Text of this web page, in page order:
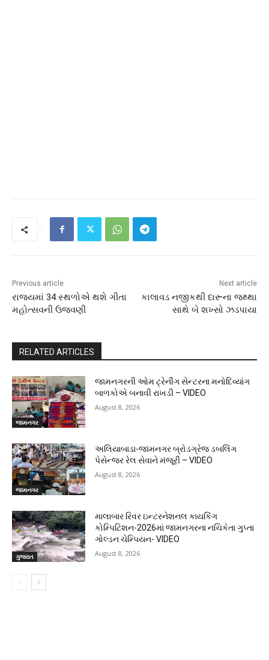
Previous article
રાજ્યમાં 34 સ્થળોએ થશે ગીતા
મહોત્સવની ઉજવણી
Next article
કાલાવડ નજીકથી દારૂના જથ્થા
સાથે બે શખ્સો ઝડપાયા
RELATED ARTICLES
જામનગર
જામનગરની ઓમ ટ્રેનીંગ સેન્ટરના મનોદિવ્યાંગ
બાળકોએ બનાવી રાખડી – VIDEO
August 8, 2026
જામનગર
અલિયાબાડા-જામનગર બ્રોડગ્રેજ ડબલિંગ
પેસેન્જર રેલ સેવાને મંજૂરી – VIDEO
August 8, 2026
ગુજરાત
માલાબાર રિવર ઇન્ટરનેશનલ કાયકિંગ
કોમ્પિટિશન-2026માં જામનગરના નચિકેતા ગુપ્તા
ગોલ્ડન ચેમ્પિયન- VIDEO
August 8, 2026